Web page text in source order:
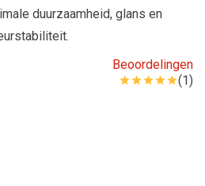
duurzaamheid, glans en
Beoordelingen
(1)